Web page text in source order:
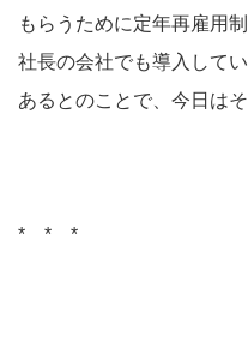
もらうために定年再雇用
社長の会社でも導入して
あるとのことで、今日は
* * *